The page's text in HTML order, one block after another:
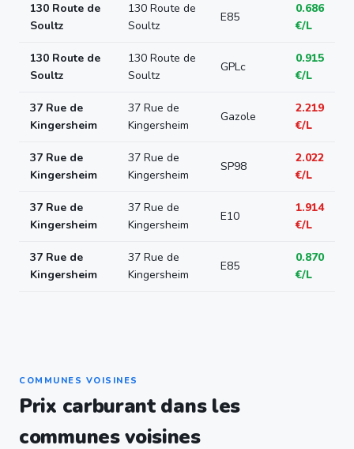
130 Route de
Soultz
130 Route de
Soultz
E85
0.686
€/L
130 Route de
Soultz
130 Route de
Soultz
GPLc
0.915
€/L
37 Rue de
Kingersheim
37 Rue de
Kingersheim
Gazole
2.219
€/L
37 Rue de
Kingersheim
37 Rue de
Kingersheim
SP98
2.022
€/L
37 Rue de
Kingersheim
37 Rue de
Kingersheim
E10
1.914
€/L
37 Rue de
Kingersheim
37 Rue de
Kingersheim
E85
0.870
€/L
COMMUNES VOISINES
Prix carburant dans les
communes voisines